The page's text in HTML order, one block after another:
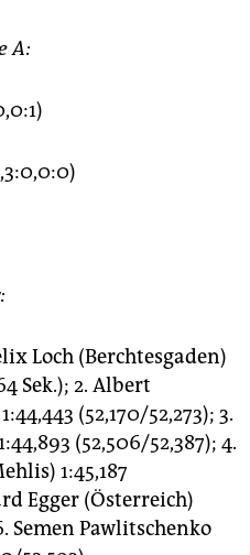
A:
Loch (Berchtesgaden)
Sek.); 2. Albert
(52,170/52,273); 3.
(52,506/52,387); 4.
1:45,187
Egger (Österreich)
Semen Pawlitschenko